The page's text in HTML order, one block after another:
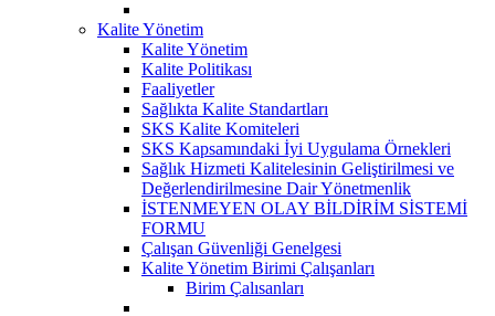
Kalite Yönetim
Kalite Yönetim
Kalite Politikası
Faaliyetler
Sağlıkta Kalite Standartları
SKS Kalite Komiteleri
SKS Kapsamındaki İyi Uygulama Örnekleri
Sağlık Hizmeti Kalitelesinin Geliştirilmesi ve
Değerlendirilmesine Dair Yönetmenlik
İSTENMEYEN OLAY BİLDİRİM SİSTEMİ
FORMU
Çalışan Güvenliği Genelgesi
Kalite Yönetim Birimi Çalışanları
Birim Çalısanları